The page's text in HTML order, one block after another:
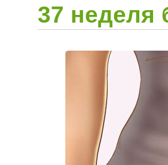
37 неделя